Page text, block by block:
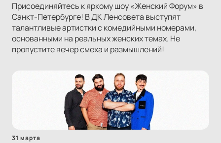
Присоединяйтесь к яркому шоу «Женский Форум» в
Санкт-Петербурге! В ДК Ленсовета выступят
талантливые артистки с комедийными номерами,
основанными на реальных женских темах. Не
пропустите вечер смеха и размышлений!
31 марта